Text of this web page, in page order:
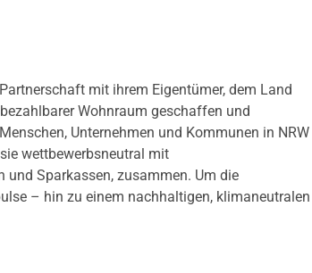
mit ihrem Eigentümer, dem Land
Wohnraum geschaffen und
Unternehmen und Kommunen in NRW
wettbewerbsneutral mit
und Sparkassen, zusammen. Um die
– hin zu einem nachhaltigen, klimaneutralen